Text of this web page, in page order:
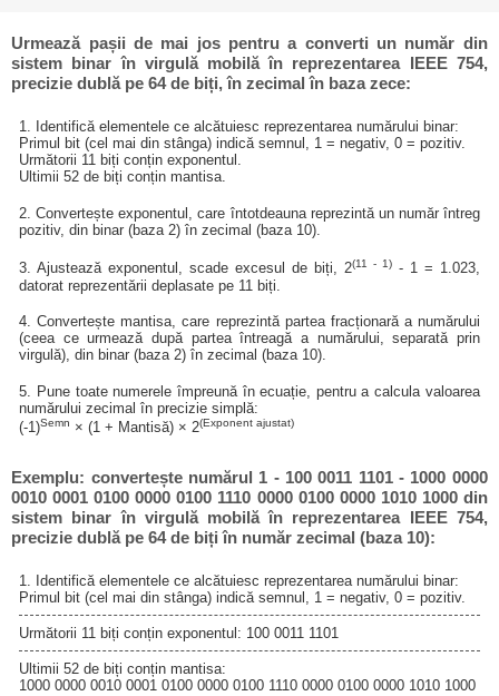
Urmează pașii de mai jos pentru a converti un număr din
sistem binar în virgulă mobilă în reprezentarea IEEE 754,
precizie dublă pe 64 de biți, în zecimal în baza zece:
1. Identifică elementele ce alcătuiesc reprezentarea numărului binar:
Primul bit (cel mai din stânga) indică semnul, 1 = negativ, 0 = pozitiv.
Următorii 11 biți conțin exponentul.
Ultimii 52 de biți conțin mantisa.
2. Convertește exponentul, care întotdeauna reprezintă un număr întreg
pozitiv, din binar (baza 2) în zecimal (baza 10).
3. Ajustează exponentul, scade excesul de biți, 2(11 - 1)- 1 = 1.023,
datorat reprezentării deplasate pe 11 biți.
4. Convertește mantisa, care reprezintă partea fracționară a numărului
(ceea ce urmează după partea întreagă a numărului, separată prin
virgulă), din binar (baza 2) în zecimal (baza 10).
5. Pune toate numerele împreună în ecuație, pentru a calcula valoarea
numărului zecimal în precizie simplă:
(-1)Semn × (1 + Mantisă) × 2(Exponent ajustat)
Exemplu: convertește numărul 1 - 100 0011 1101 - 1000 0000
0010 0001 0100 0000 0100 1110 0000 0100 0000 1010 1000 din
sistem binar în virgulă mobilă în reprezentarea IEEE 754,
precizie dublă pe 64 de biți în număr zecimal (baza 10):
1. Identifică elementele ce alcătuiesc reprezentarea numărului binar:
Primul bit (cel mai din stânga) indică semnul, 1 = negativ, 0 = pozitiv.
Următorii 11 biți conțin exponentul: 100 0011 1101
Ultimii 52 de biți conțin mantisa:
1000 0000 0010 0001 0100 0000 0100 1110 0000 0100 0000 1010 1000